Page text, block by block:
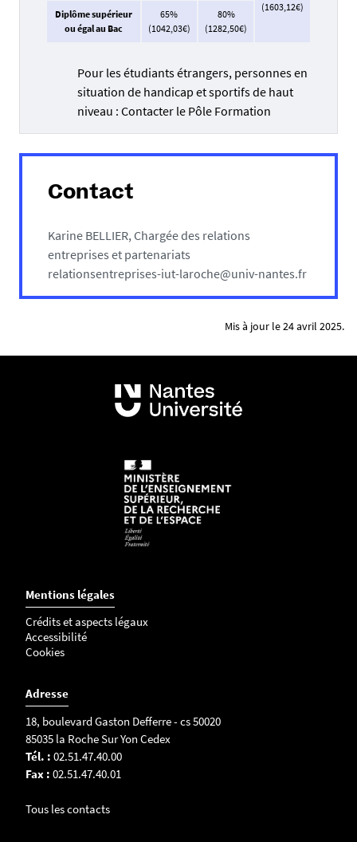
(1603,12€)
Diplôme supérieur
ou égal au Bac
65%
(1042,03€)
80%
(1282,50€)
Pour les étudiants étrangers, personnes en
situation de handicap et sportifs de haut
niveau : Contacter le Pôle Formation
Contact
Karine BELLIER, Chargée des relations
entreprises et partenariats
relationsentreprises-iut-laroche@univ-nantes.fr
Mis à jour le 24 avril 2025.
Mentions légales
Crédits et aspects légaux
Accessibilité
Cookies
Adresse
18, boulevard Gaston Defferre - cs 50020
85035 la Roche Sur Yon Cedex
Tél. : 02.51.47.40.00
Fax : 02.51.47.40.01
Tous les contacts